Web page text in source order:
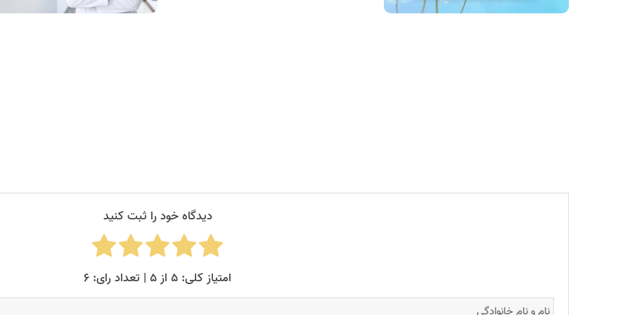
دیدگاه خود را ثبت کنید
امتیاز کلی: ۵ از ۵ | تعداد رای: ۶